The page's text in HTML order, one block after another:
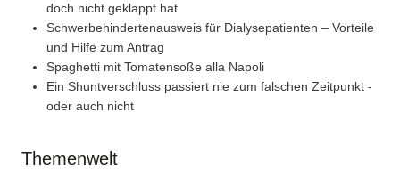
doch nicht geklappt hat
Schwerbehindertenausweis für Dialysepatienten – Vorteile
und Hilfe zum Antrag
Spaghetti mit Tomatensoße alla Napoli
Ein Shuntverschluss passiert nie zum falschen Zeitpunkt -
oder auch nicht
Themenwelt